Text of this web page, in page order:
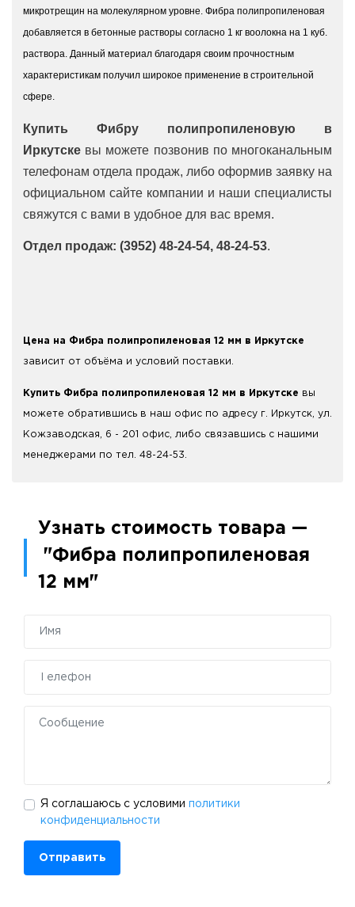
микротрещин на молекулярном уровне. Фибра полипропиленовая
добавляется в бетонные растворы согласно 1 кг воолокна на 1 куб.
раствора. Данный материал благодаря своим прочностным
характеристикам получил широкое применение в строительной
сфере.
Купить Фибру полипропиленовую в
Иркутске вы можете позвонив по многоканальным
телефонам отдела продаж, либо оформив заявку на
официальном сайте компании и наши специалисты
свяжутся с вами в удобное для вас время.
Отдел продаж: (3952) 48-24-54, 48-24-53.
Цена на Фибра полипропиленовая 12 мм в Иркутске
зависит от объёма и условий поставки.
Купить Фибра полипропиленовая 12 мм в Иркутске вы
можете обратившись в наш офис по адресу г. Иркутск, ул.
Кожзаводская, 6 - 201 офис, либо связавшись с нашими
менеджерами по тел. 48-24-53.
Узнать стоимость товара —
"Фибра полипропиленовая
12 мм"
Я соглашаюсь с условими политики
конфиденциальности
Отправить